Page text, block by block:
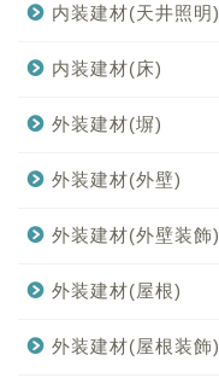
内装建材(天井照明)
内装建材(床)
外装建材(塀)
外装建材(外壁)
外装建材(外壁装飾)
外装建材(屋根)
外装建材(屋根装飾)